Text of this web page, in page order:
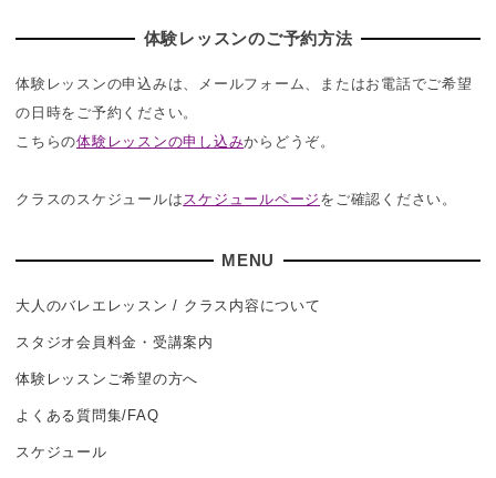
体験レッスンのご予約方法
体験レッスンの申込みは、メールフォーム、またはお電話でご希望
の日時をご予約ください。
こちらの体験レッスンの申し込みからどうぞ。
クラスのスケジュールは スケジュールページ をご確認ください。
MENU
大人のバレエレッスン / クラス内容について
スタジオ会員料金・受講案内
体験レッスンご希望の方へ
よくある質問集/FAQ
スケジュール